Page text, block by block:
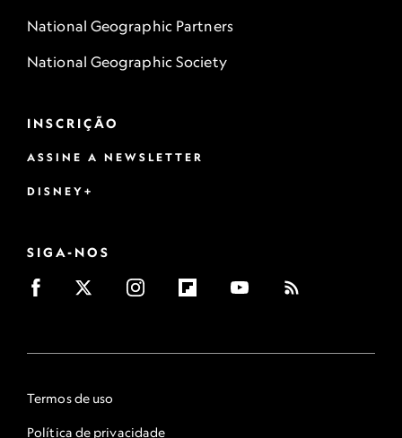
National Geographic Partners
National Geographic Society
INSCRIÇÃO
ASSINE A NEWSLETTER
DISNEY+
SIGA-NOS
Termos de uso
Política de privacidade